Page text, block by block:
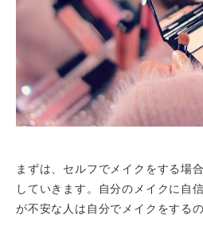
まずは、セルフでメイクをする場
していきます。自分のメイクに自
が不安な人は自分でメイクをする